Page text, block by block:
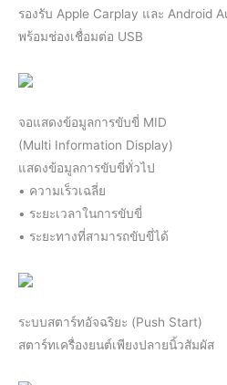
รองรับ Apple Carplay และ Android
พร้อมช่องเชื่อมต่อ USB
จอแสดงข้อมูลการขับขี่ MID
(Multi Information Display)
แสดงข้อมูลการขับขี่ทั่วไป
• ความเร็วเฉลี่ย
• ระยะเวลาในการขับขี่
• ระยะทางที่สามารถขับขี่ได้
ระบบสตาร์ทอัจฉริยะ (Push Start)
สตาร์ทเครื่องยนต์เพียงปลายนิ้วสัมผัส